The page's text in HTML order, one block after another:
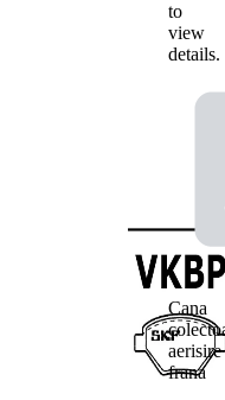
to
view
details.
Cana
aerisire
frana